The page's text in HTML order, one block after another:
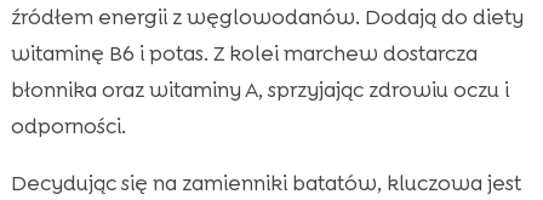
źródłem energii z węglowodanów. Dodają do diety
witaminę B6 i potas. Z kolei marchew dostarcza
błonnika oraz witaminy A, sprzyjając zdrowiu oczu i
odporności.
Decydując się na zamienniki batatów, kluczowa jest